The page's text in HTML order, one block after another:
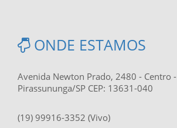
ONDE ESTAMOS
Avenida Newton Prado, 2480 - Centro -
Pirassununga/SP CEP: 13631-040
(19) 99916-3352 (Vivo)